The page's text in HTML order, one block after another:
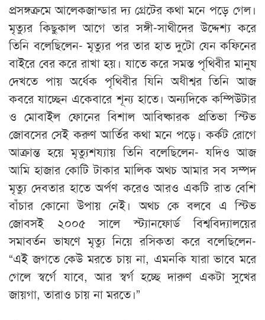
প্রসঙ্গক্রমে আলেকজান্ডার দ্য গ্রেটের কথা মনে পড়ে গেল।
মৃত্যুর কিছুকাল আগে তার সঙ্গী-সাথীদের উদ্দেশ্য করে
তিনি বলেছিলেন- মৃত্যুর পর তার হাত দুটো যেন কফিনের
বাইরে বের করে রাখা হয়। যাতে করে সমস্ত পৃথিবীর মানুষ
দেখতে পায় অর্ধেক পৃথিবীর যিনি অধীশ্বর তিনি আজ
কবরে যাচ্ছেন একেবারে শূন্য হাতে। অন্যদিকে কম্পিউটার
ও মোবাইল ফোনের বিশাল আবিষ্কারক প্রতিভা স্টিভ
জোবসের সেই করুণ আর্তির কথা মনে পড়ে। কর্কট রোগে
আক্রান্ত হয়ে মৃত্যুশয্যায় তিনি বলেছিলেন- যদিও আজ
আমি হাজার কোটি টাকার মালিক অথচ আমার সব সম্পদ
মৃত্যু দেবতার হাতে অর্পণ করেও আরও একটি রাত বেশি
বাঁচার কোনো উপায় নেই। অথচ কে বলবে এ স্টিভ
জোবসই ২০০৫ সালে স্ট্যানফোর্ড বিশ্ববিদ্যালয়ের
সমাবর্তন ভাষণে মৃত্যু নিয়ে রসিকতা করে বলেছিলেন-
“এই জগতে কেউ মরতে চায় না, এমনকি যারা ভাবে মরে
গেলে স্বর্গে যাবে, আর স্বর্গ হচ্ছে দারুণ একটা সুখের
জায়গা, তারাও চায় না মরতে।”